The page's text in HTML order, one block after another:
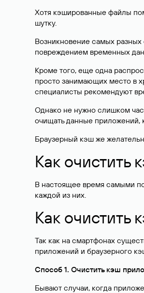
Хотя кэшированные файлы
шутку.
Возникновение самых
повреждением временных
Кроме того, еще одна
просто занимающих место в
специалисты рекомендуют
Однако не нужно слишком
очищать данные приложений,
Браузерный кэш же
Как очистить
В настоящее время самыми
каждой из них.
Как очистить
Так как на смартфонах
приложений и браузерного
Способ 1. Очистить кэш
Бывают случаи, когда